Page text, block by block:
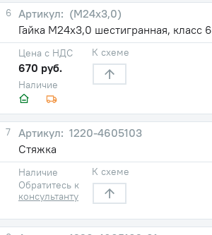
6
(М24х3,0)
Гайка М24х3,0 шестигранная, класс 6
Наличие
Цена с НДС
670 руб.
К схеме
7
1220-4605103
Стяжка
Наличие
Обратитесь к
консультанту
К схеме